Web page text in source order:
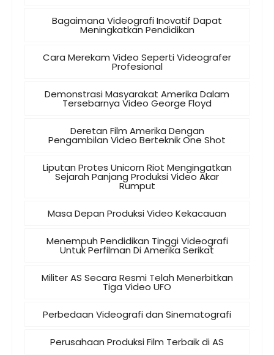
Bagaimana Videografi Inovatif Dapat
Meningkatkan Pendidikan
Cara Merekam Video Seperti Videografer
Profesional
Demonstrasi Masyarakat Amerika Dalam
Tersebarnya Video George Floyd
Deretan Film Amerika Dengan
Pengambilan Video Berteknik One Shot
Liputan Protes Unicorn Riot Mengingatkan
Sejarah Panjang Produksi Video Akar
Rumput
Masa Depan Produksi Video Kekacauan
Menempuh Pendidikan Tinggi Videografi
Untuk Perfilman Di Amerika Serikat
Militer AS Secara Resmi Telah Menerbitkan
Tiga Video UFO
Perbedaan Videografi dan Sinematografi
Perusahaan Produksi Film Terbaik di AS